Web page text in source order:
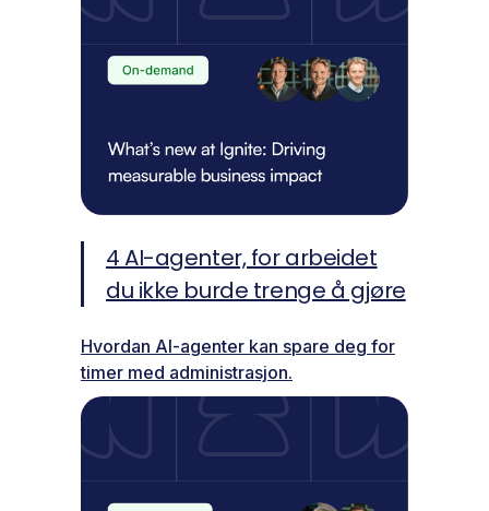
4 AI-agenter, for arbeidet
du ikke burde trenge å gjøre
Hvordan AI-agenter kan spare deg for
timer med administrasjon.